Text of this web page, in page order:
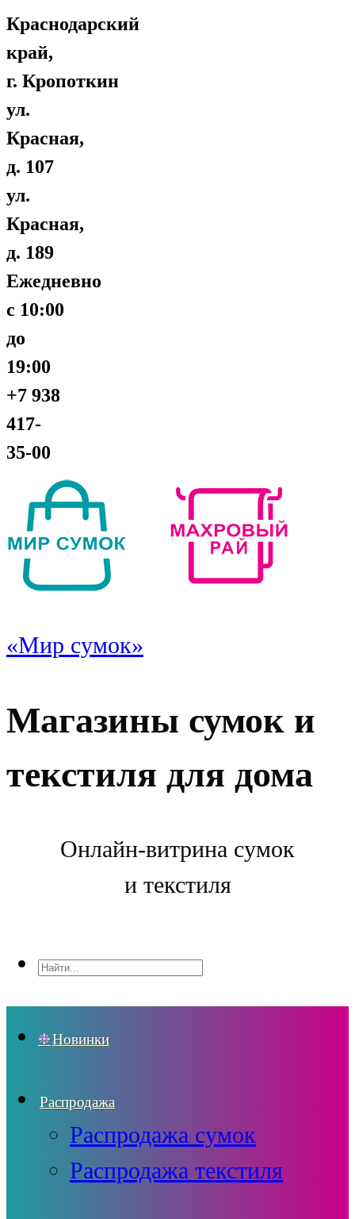
Краснодарский
край,
г. Кропоткин
ул.
Красная,
д. 107
ул.
Красная,
д. 189
Ежедневно
с 10:00
до
19:00
+7 938
417-
35-00
«Мир сумок»
Магазины сумок и
текстиля для дома
Онлайн-витрина сумок
и текстиля
Новинки
Распродажа
Распродажа сумок
Распродажа текстиля